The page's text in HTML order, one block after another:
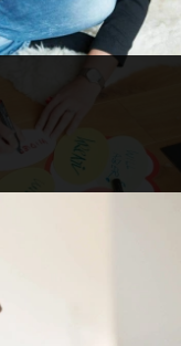
innen